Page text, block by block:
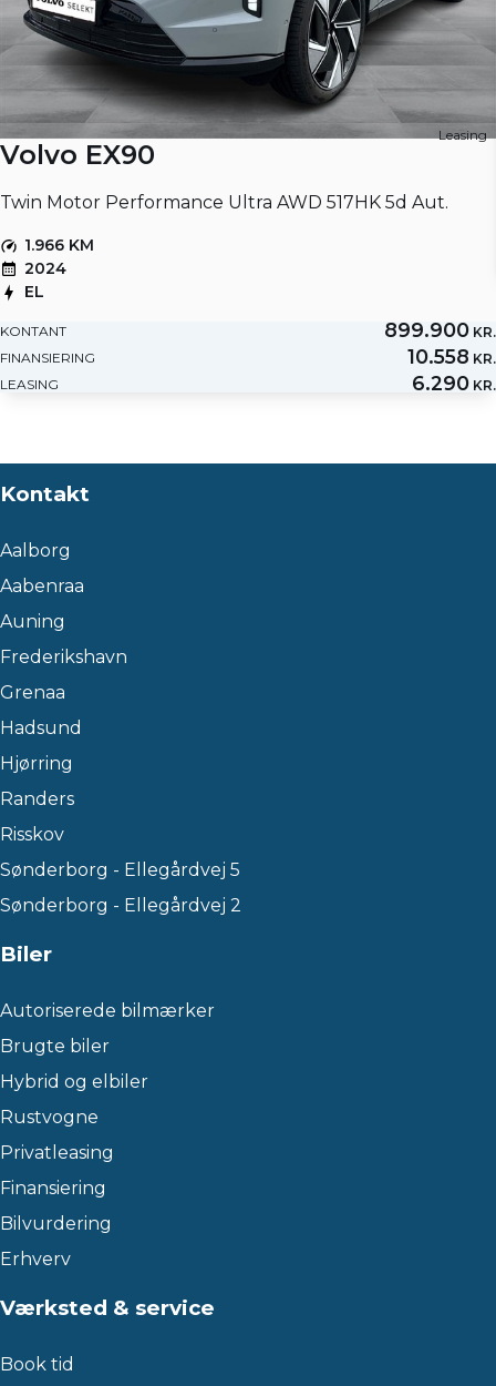
Leasing
Volvo EX90
Twin Motor Performance Ultra AWD 517HK 5d Aut.
1.966 KM
2024
EL
KONTANT 899.900 KR.
FINANSIERING
10.558 KR.
LEASING
6.290 KR.
Kontakt
Aalborg
Aabenraa
Auning
Frederikshavn
Grenaa
Hadsund
Hjørring
Randers
Risskov
Sønderborg - Ellegårdvej 5
Sønderborg - Ellegårdvej 2
Biler
Autoriserede bilmærker
Brugte biler
Hybrid og elbiler
Rustvogne
Privatleasing
Finansiering
Bilvurdering
Erhverv
Værksted & service
Book tid